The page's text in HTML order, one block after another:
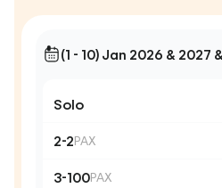
(1 - 10) Jan 2026 & 2027
Solo
2-2PAX
3-100PAX